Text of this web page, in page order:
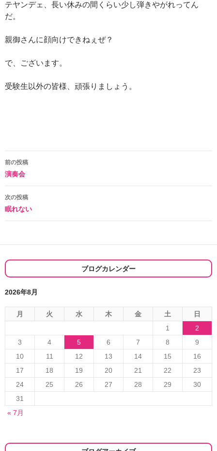
テヤンデェ、長い休みの間くらい少し弾きやがれってん
だ。
親御さんに顔向けできねぇぜ？
で、ございます。
受験生以外の皆様、頑張りましょう。
投
稿
ナ
ビ
ー
シ
ョ
ン
前の投稿
演奏会
次の投稿
眠れない
ブログカレンダー
2026年8月
月 火 水 木 金 土
日
1
2
3
4 5 6 7 8
9
10
11 12 13 14 15
16
17
18 19 20 21 22
23
24
25 26 27 28 29
30
31
« 7月